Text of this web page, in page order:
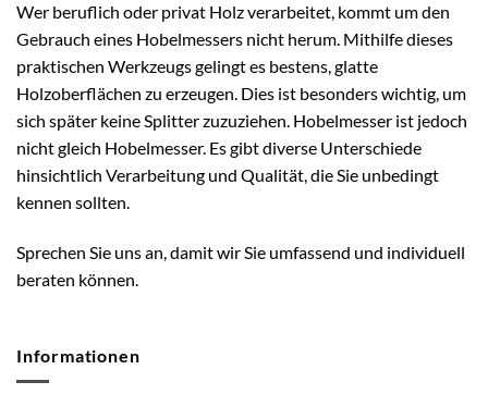
Wer beruflich oder privat Holz verarbeitet, kommt um den
Gebrauch eines Hobelmessers nicht herum. Mithilfe dieses
praktischen Werkzeugs gelingt es bestens, glatte
Holzoberflächen zu erzeugen. Dies ist besonders wichtig, um
sich später keine Splitter zuzuziehen. Hobelmesser ist jedoch
nicht gleich Hobelmesser. Es gibt diverse Unterschiede
hinsichtlich Verarbeitung und Qualität, die Sie unbedingt
kennen sollten.
Sprechen Sie uns an, damit wir Sie umfassend und individuell
beraten können.
Informationen